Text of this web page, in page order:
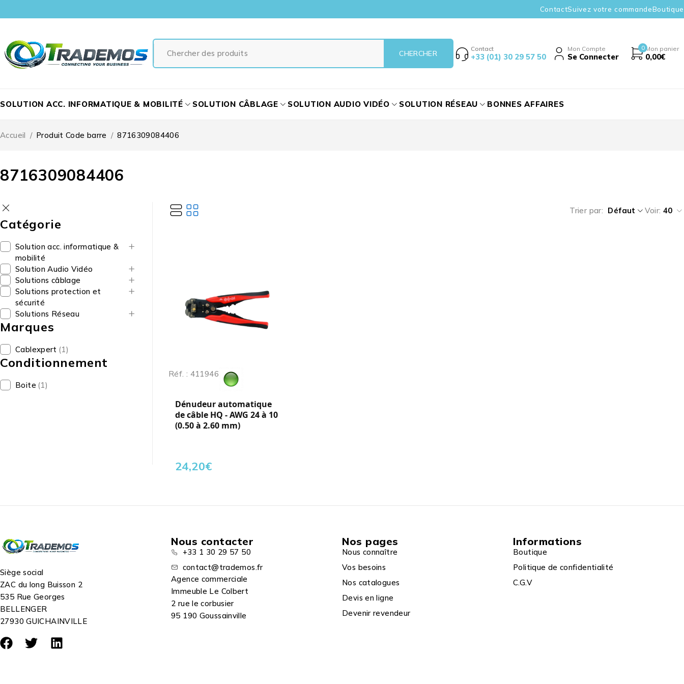
ContactSuivez votre commandeBoutique
Contact
+33 (01) 30 29 57 50
Mon Compte
Se Connecter
0 Mon panier
0,00€
SOLUTION ACC. INFORMATIQUE & MOBILITÉ SOLUTION CÂBLAGE SOLUTION AUDIO VIDÉO SOLUTION RÉSEAU BONNES AFFAIRES
8716309084406
Accueil / Produit Code barre / 8716309084406
Catégorie
Solution acc. informatique &
mobilité
Solution Audio Vidéo
Solutions câblage
Solutions protection et
sécurité
Solutions Réseau
Marques
Cablexpert (1)
Conditionnement
Boite (1)
Trier par Défaut Voir: 40
Réf. : 411946
Dénudeur automatique
de câble HQ - AWG 24 à 10
(0.50 à 2.60 mm)
24,20€
Siège social
ZAC du long Buisson 2
535 Rue Georges
BELLENGER
27930 GUICHAINVILLE
Nous contacter
+33 1 30 29 57 50
contact@trademos.fr
Agence commerciale
Immeuble Le Colbert
2 rue le corbusier
95 190 Goussainville
Nos pages
Nous connaître
Vos besoins
Nos catalogues
Devis en ligne
Devenir revendeur
Informations
Boutique
Politique de confidentialité
C.G.V